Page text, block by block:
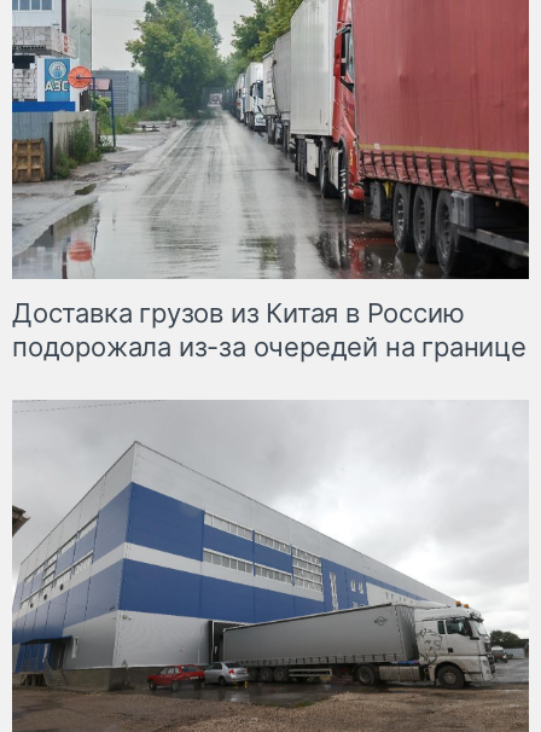
Доставка грузов из Китая в Россию
подорожала из-за очередей на границе